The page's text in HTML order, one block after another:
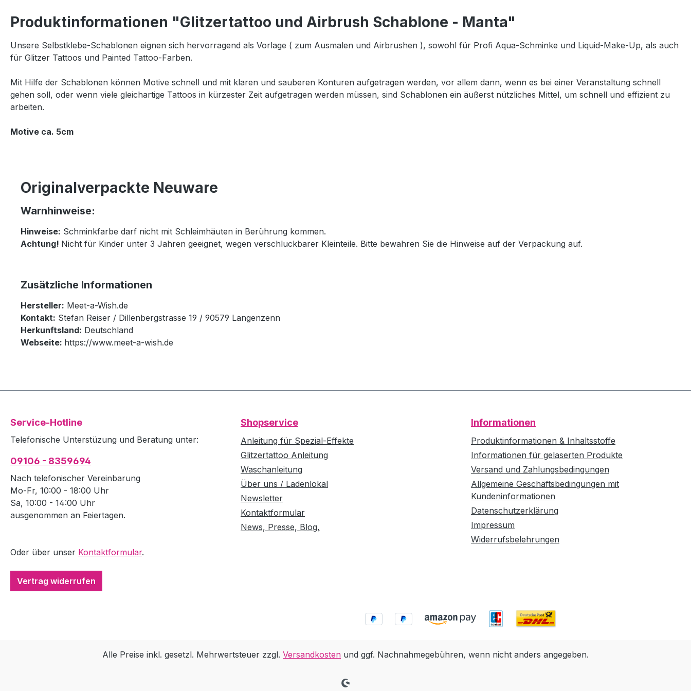
Produktinformationen "Glitzertattoo und Airbrush Schablone - Manta"
Unsere Selbstklebe-Schablonen eignen sich hervorragend als Vorlage ( zum Ausmalen und Airbrushen ), sowohl für Profi Aqua-Schminke und Liquid-Make-Up, als auch
für Glitzer Tattoos und Painted Tattoo-Farben.
Mit Hilfe der Schablonen können Motive schnell und mit klaren und sauberen Konturen aufgetragen werden, vor allem dann, wenn es bei einer Veranstaltung schnell
gehen soll, oder wenn viele gleichartige Tattoos in kürzester Zeit aufgetragen werden müssen, sind Schablonen ein äußerst nützliches Mittel, um schnell und effizient zu
arbeiten.
Motive ca. 5cm
Originalverpackte Neuware
Warnhinweise:
Hinweise: Schminkfarbe darf nicht mit Schleimhäuten in Berührung kommen.
Achtung! Nicht für Kinder unter 3 Jahren geeignet, wegen verschluckbarer Kleinteile. Bitte bewahren Sie die Hinweise auf der Verpackung auf.
Zusätzliche Informationen
Hersteller: Meet-a-Wish.de
Kontakt: Stefan Reiser / Dillenbergstrasse 19 / 90579 Langenzenn
Herkunftsland: Deutschland
Webseite: https://www.meet-a-wish.de
Service-Hotline
Telefonische Unterstüzung und Beratung unter:
09106 - 8359694
Nach telefonischer Vereinbarung
Mo-Fr, 10:00 - 18:00 Uhr
Sa, 10:00 - 14:00 Uhr
ausgenommen an Feiertagen.
Oder über unser Kontaktformular.
Vertrag widerrufen
Shopservice
Anleitung für Spezial-Effekte
Glitzertattoo Anleitung
Waschanleitung
Über uns / Ladenlokal
Newsletter
Kontaktformular
News, Presse, Blog,
Informationen
Produktinformationen & Inhaltsstoffe
Informationen für gelaserten Produkte
Versand und Zahlungsbedingungen
Allgemeine Geschäftsbedingungen mit
Kundeninformationen
Datenschutzerklärung
Impressum
Widerrufsbelehrungen
Alle Preise inkl. gesetzl. Mehrwertsteuer zzgl. Versandkosten und ggf. Nachnahmegebühren, wenn nicht anders angegeben.